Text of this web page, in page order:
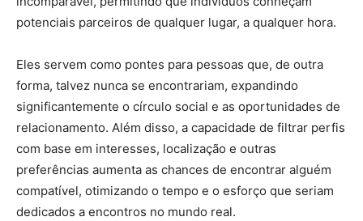
potenciais parceiros de qualquer lugar, a qualquer hora.
Eles servem como pontes para pessoas que, de outra
forma, talvez nunca se encontrariam, expandindo
significantemente o círculo social e as oportunidades de
relacionamento. Além disso, a capacidade de filtrar perfis
com base em interesses, localização e outras
preferências aumenta as chances de encontrar alguém
compatível, otimizando o tempo e o esforço que seriam
dedicados a encontros no mundo real.